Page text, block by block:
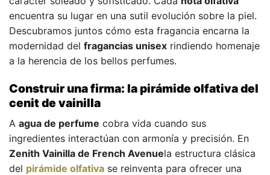
encuentra su lugar en una sutil evolución sobre la piel.
Descubramos juntos cómo esta fragancia encarna la
modernidad del fragancias unisex rindiendo homenaje
a la herencia de los bellos perfumes.
Construir una firma: la pirámide olfativa del
cenit de vainilla
A agua de perfume cobra vida cuando sus
ingredientes interactúan con armonía y precisión. En
Zenith Vainilla de French Avenuela estructura clásica
del pirámide olfativa se reinventa para ofrecer una